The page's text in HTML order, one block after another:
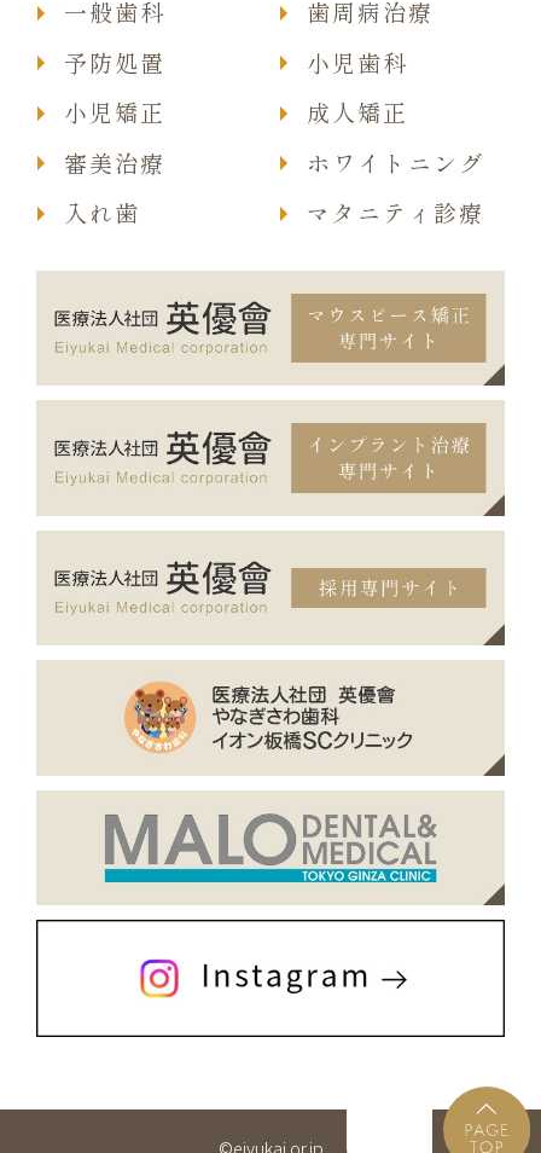
一般歯科
成人矯正
歯周病治療
審美治療
予防処置
ホワイトニング
小児歯科
入れ歯
小児矯正
マタニティ診療
©eiyukai.or.jp